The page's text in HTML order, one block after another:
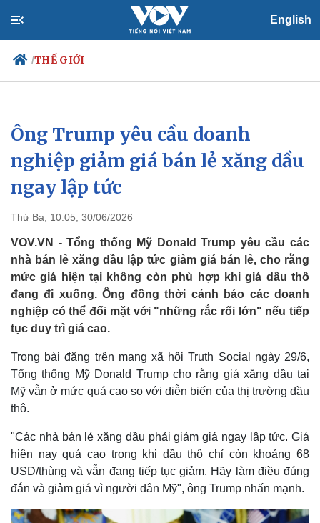
English
/THẾ GIỚI
Chính trị
Đảng
Tổ chức nhân sự
Quốc hội
Nhận diện sự thật
Xã hội
Tin 24h
Dự báo thời tiết
Ông Trump yêu cầu doanh
nghiệp giảm giá bán lẻ xăng dầu
ngay lập tức
Thứ Ba, 10:05, 30/06/2026
VOV.VN - Tổng thống Mỹ Donald Trump yêu cầu các
nhà bán lẻ xăng dầu lập tức giảm giá bán lẻ, cho rằng
mức giá hiện tại không còn phù hợp khi giá dầu thô
đang đi xuống. Ông đồng thời cảnh báo các doanh
nghiệp có thể đối mặt với "những rắc rối lớn" nếu tiếp
tục duy trì giá cao.
Trong bài đăng trên mạng xã hội Truth Social ngày 29/6,
Tổng thống Mỹ Donald Trump cho rằng giá xăng dầu tại
Mỹ vẫn ở mức quá cao so với diễn biến của thị trường dầu
thô.
"Các nhà bán lẻ xăng dầu phải giảm giá ngay lập tức. Giá
hiện nay quá cao trong khi dầu thô chỉ còn khoảng 68
USD/thùng và vẫn đang tiếp tục giảm. Hãy làm điều đúng
đắn và giảm giá vì người dân Mỹ", ông Trump nhấn mạnh.